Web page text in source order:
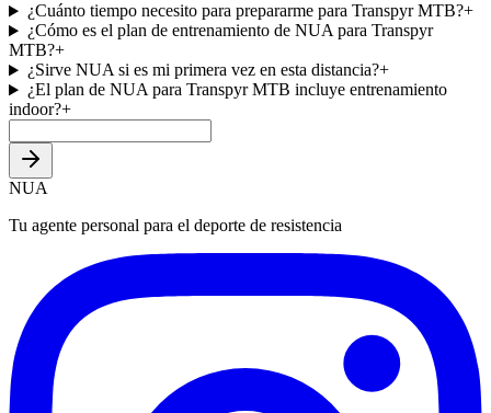
¿Cuánto tiempo necesito para prepararme para Transpyr MTB?+
¿Cómo es el plan de entrenamiento de NUA para Transpyr
MTB?+
¿Sirve NUA si es mi primera vez en esta distancia?+
¿El plan de NUA para Transpyr MTB incluye entrenamiento
indoor?+
NUA
Tu agente personal para el deporte de resistencia